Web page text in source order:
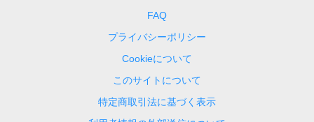
FAQ
プライバシーポリシー
Cookieについて
このサイトについて
特定商取引法に基づく表示